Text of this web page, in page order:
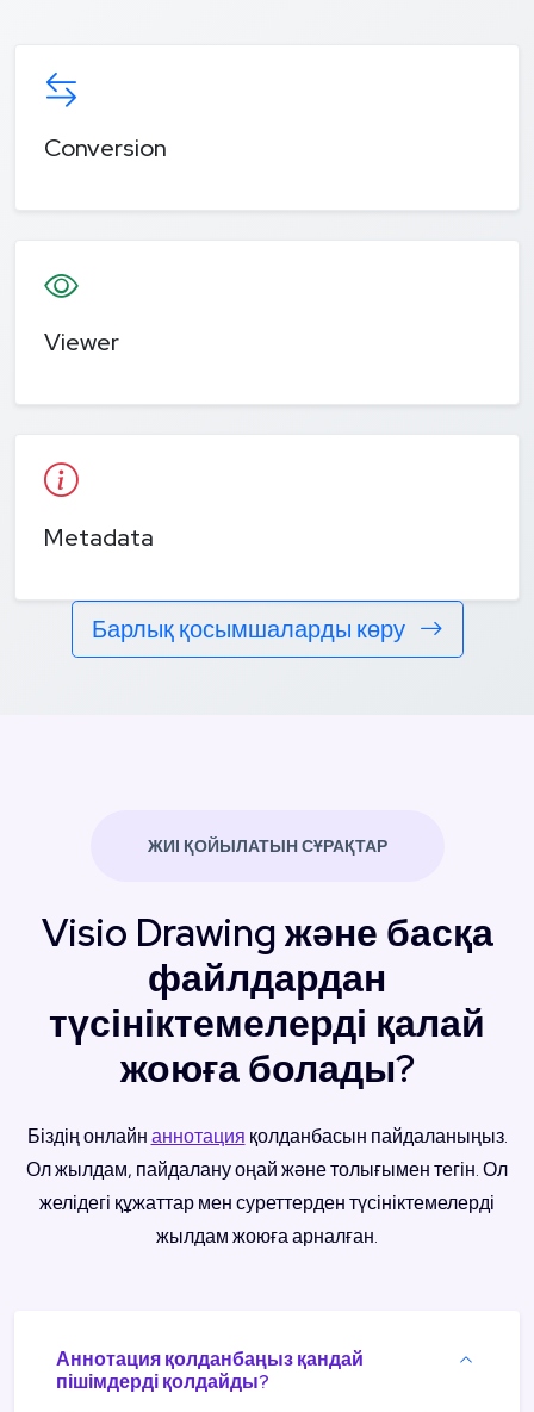
Conversion
Viewer
Metadata
Барлық қосымшаларды көру
ЖИІ ҚОЙЫЛАТЫН СҰРАҚТАР
Visio Drawing және басқа
файлдардан
түсініктемелерді қалай
жоюға болады?
Біздің онлайнаннотация қолданбасын пайдаланыңыз.
Ол жылдам, пайдалану оңай және толығымен тегін. Ол
желідегі құжаттар мен суреттерден түсініктемелерді
жылдам жоюға арналған.
Аннотация қолданбаңыз қандай
пішімдерді қолдайды?